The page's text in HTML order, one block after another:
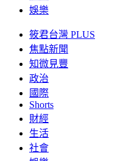
娛樂
筱君台灣 PLUS
焦點新聞
知微見豐
政治
國際
Shorts
財經
生活
社會